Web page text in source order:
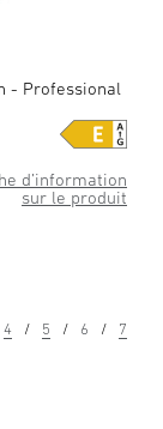
d’information
sur le produit
- Professional
4 5 6 7